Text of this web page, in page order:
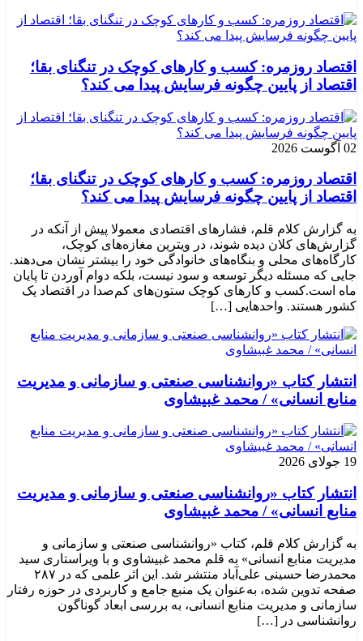
اقتصاد روزمره: کسب‌ و کارهای کوچک در تنگنای بقا؛
اقتصاد از پایین چگونه فرسایش پیدا می کند؟
02 آگوست 2026
اقتصاد روزمره: کسب‌ و کارهای کوچک در تنگنای بقا؛
اقتصاد از پایین چگونه فرسایش پیدا می کند؟
به گزارش کلام قلم، فشارهای اقتصادی معمولا پیش از آنکه در
گزارش‌های کلان دیده شوند، در ویترین مغازه‌های کوچک،
کارگاه‌های محلی و بنگاه‌های خانوادگی خود را بیشتر نشان می‌دهند.
جایی که مسئله دیگر توسعه و سود نیست، بلکه دوام آوردن تا پایان
ماه است.کسب‌ و کارهای کوچک ستون‌های کم‌صدا در اقتصاد یک
کشور هستند. واحدهایی […]
انتشار کتاب «روانشناسی صنعتی و سازمانی و مدیریت
منابع انسانی» / محمد غبیشاوی
19 جولای 2026
انتشار کتاب «روانشناسی صنعتی و سازمانی و مدیریت
منابع انسانی» / محمد غبیشاوی
به گزارش کلام قلم، کتاب «روانشناسی صنعتی و سازمانی و
مدیریت منابع انسانی» به قلم محمد غبیشاوی و با ویراستاری سید
محمدرضا حسینی علی‌آباد منتشر شد. این اثر علمی که در ۲۸۷
صفحه تدوین شده، به‌عنوان یک منبع جامع و کاربردی در حوزه رفتار
سازمانی و مدیریت منابع انسانی، به بررسی ابعاد گوناگون
روانشناسی در […]